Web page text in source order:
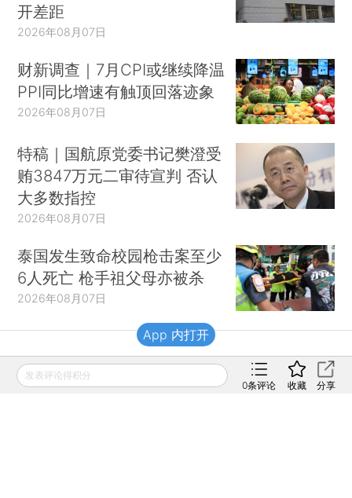
开差距
2026年08月07日
财新调查｜7月CPI或继续降温
PPI同比增速有触顶回落迹象
2026年08月07日
特稿｜国航原党委书记樊澄受
贿3847万元二审待宣判 否认
大多数指控
2026年08月07日
泰国发生致命校园枪击案至少
6人死亡 枪手祖父母亦被杀
2026年08月07日
财新移动
发表评论得积分
0条评论 收藏 分享
App 内打开